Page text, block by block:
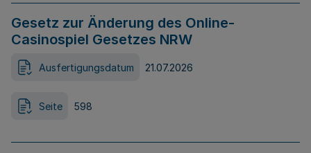
Gesetz zur Änderung des Online-
Casinospiel Gesetzes NRW
Ausfertigungsdatum 21.07.2026
Seite 598